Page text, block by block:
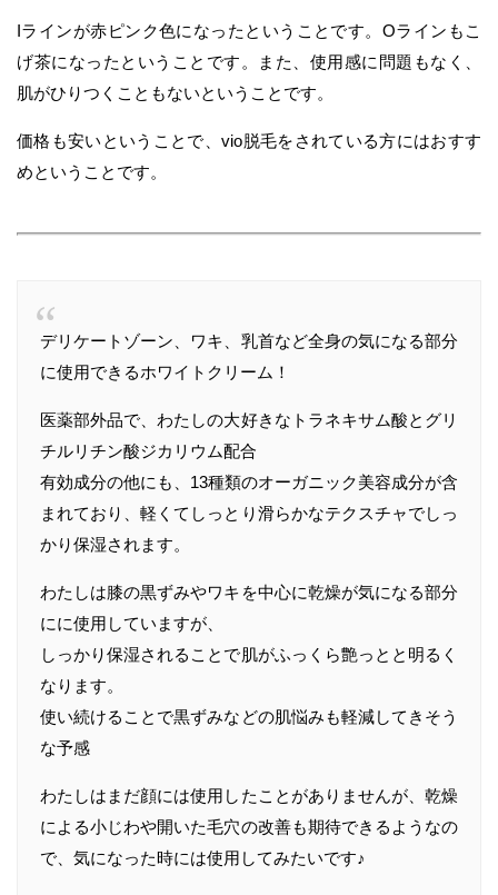
Iラインが赤ピンク色になったということです。Oラインもこ
げ茶になったということです。また、使用感に問題もなく、
肌がひりつくこともないということです。
価格も安いということで、vio脱毛をされている方にはおすす
めということです。
デリケートゾーン、ワキ、乳首など全身の気になる部分
に使用できるホワイトクリーム！
医薬部外品で、わたしの大好きなトラネキサム酸とグリ
チルリチン酸ジカリウム配合
有効成分の他にも、13種類のオーガニック美容成分が含
まれており、軽くてしっとり滑らかなテクスチャでしっ
かり保湿されます。
わたしは膝の黒ずみやワキを中心に乾燥が気になる部分
にに使用していますが、
しっかり保湿されることで肌がふっくら艶っとと明るく
なります。
使い続けることで黒ずみなどの肌悩みも軽減してきそう
な予感
わたしはまだ顔には使用したことがありませんが、乾燥
による小じわや開いた毛穴の改善も期待できるようなの
で、気になった時には使用してみたいです♪